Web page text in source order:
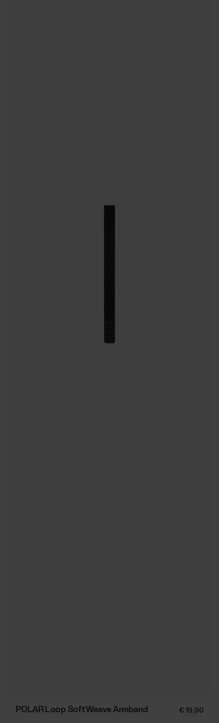
POLAR Loop SoftWeave Armband € 19,90